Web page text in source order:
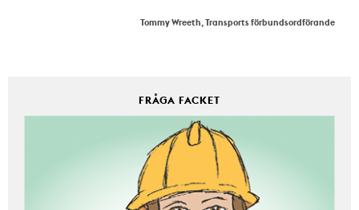
Tommy Wreeth, Transports förbundsordförande
FRÅGA FACKET